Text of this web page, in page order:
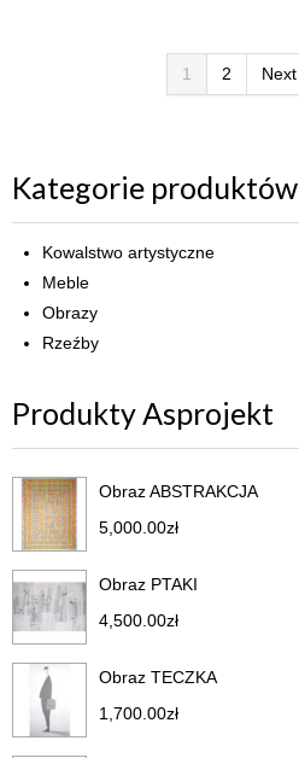
1 2 Next
Kategorie produktów
Kowalstwo artystyczne
Meble
Obrazy
Rzeźby
Produkty Asprojekt
Obraz ABSTRAKCJA
5,000.00zł
Obraz PTAKI
4,500.00zł
Obraz TECZKA
1,700.00zł